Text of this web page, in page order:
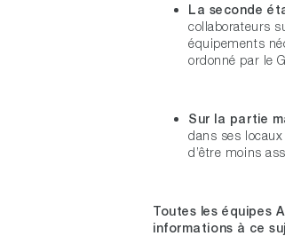
La seconde
collaborateurs
équipements
ordonné par le
Sur la partie
dans ses locaux
d’être moins
Toutes les équipes
informations à ce